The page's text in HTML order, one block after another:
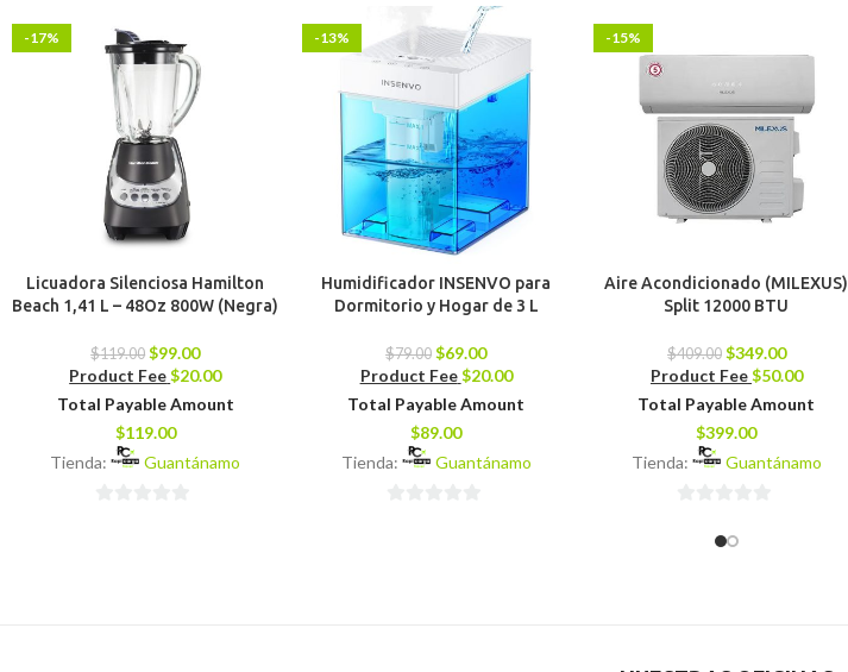
-17%
Licuadora Silenciosa Hamilton
Beach 1,41 L – 48Oz 800W (Negra)
$119.00 $99.00
Product Fee$20.00
Total Payable Amount
$119.00
Tienda:
Guantánamo
-13%
Humidificador INSENVO para
Dormitorio y Hogar de 3 L
$79.00 $69.00
Product Fee $20.00
Total Payable Amount
$89.00
Tienda:
Guantánamo
-15%
Aire Acondicionado (MILEXUS)
Split 12000 BTU
$409.00 $349.00
Product Fee$50.00
Total Payable Amount
$399.00
Tienda:
Guantánamo